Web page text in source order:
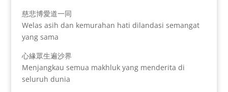
慈悲博愛道一同
Welas asih dan kemurahan hati dilandasi semangat
yang sama
心緣眾生遍沙界
Menjangkau semua makhluk yang menderita di
seluruh dunia